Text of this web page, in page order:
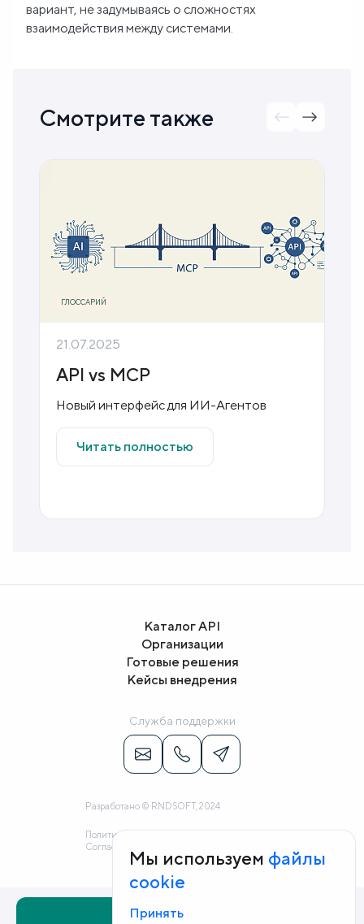
вариант, не задумываясь о сложностях
взаимодействия между системами.
Смотрите также
ГЛОССАРИЙ
21.07.2025
API vs MCP
Новый интерфейс для ИИ-Агентов
Читать полностью
Поделиться
Каталог API
Организации
Готовые решения
Кейсы внедрения
Служба поддержки
Разработано © RNDSOFT, 2024
Политика конфиденциальности
Согласие на обработку персональных данных
Мы используем файлы
cookie
Принять